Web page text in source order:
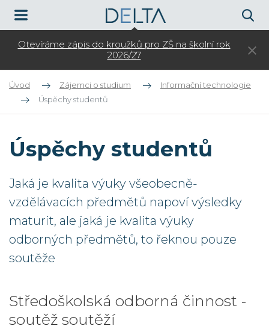
Otevíráme zápis do kroužků pro ZŠ na školní rok
2026/27
Úvod Zájemci o studium
Informační technologie
Úspěchy studentů
Úspěchy studentů
Jaká je kvalita výuky všeobecně-
vzdělávacích předmětů napoví výsledky
maturit, ale jaká je kvalita výuky
odborných předmětů, to řeknou pouze
soutěže
Středoškolská odborná činnost -
soutěž soutěží